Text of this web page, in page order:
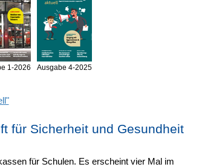
1-2026 Ausgabe 4-2025
für Sicherheit und Gesundheit
für Schulen. Es erscheint vier Mal im